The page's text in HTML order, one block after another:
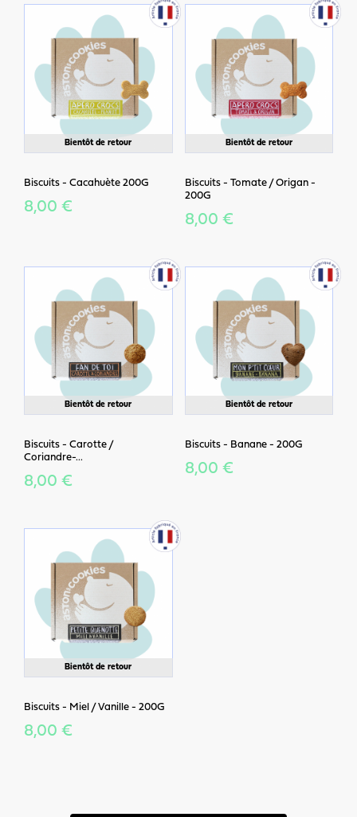
Bientôt de retour
Biscuits - Cacahuète 200G
8,00 €
Bientôt de retour
Biscuits - Tomate / Origan -
200G
8,00 €
Bientôt de retour
Biscuits - Carotte /
Coriandre-...
8,00 €
Bientôt de retour
Biscuits - Banane - 200G
8,00 €
Bientôt de retour
Biscuits - Miel / Vanille - 200G
8,00 €